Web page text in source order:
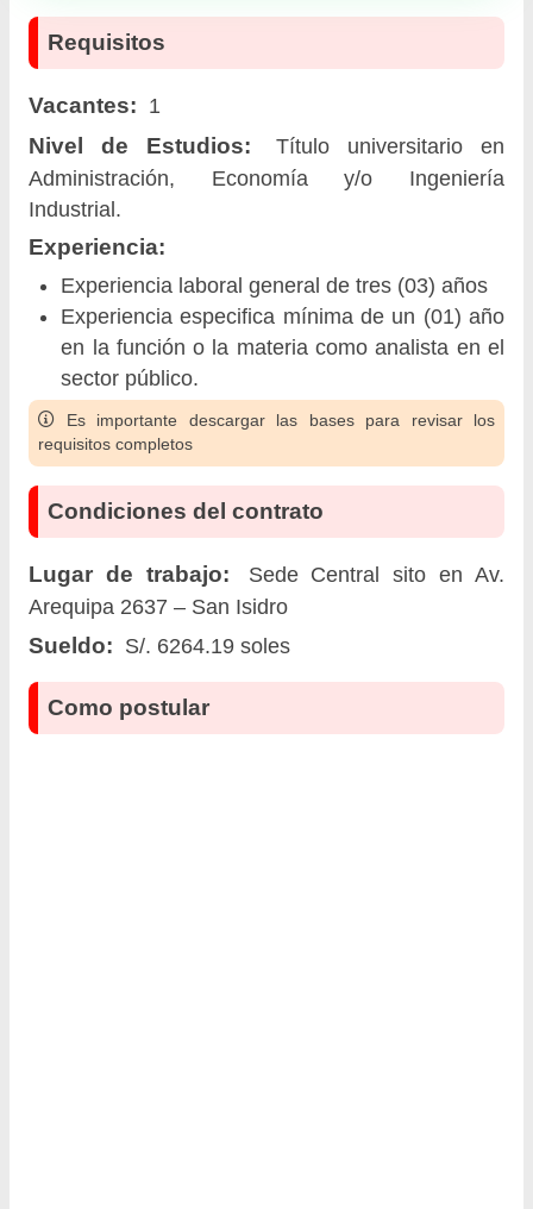
Requisitos
Vacantes: 1
Nivel de Estudios:
Título universitario en
Administración, Economía y/o Ingeniería
Industrial.
Experiencia:
Experiencia laboral general de tres (03) años
Experiencia especifica mínima de un (01) año
en la función o la materia como analista en el
sector público.
Es importante descargar las bases para revisar los
requisitos completos
Condiciones del contrato
Lugar de trabajo:
Sede Central sito en Av.
Arequipa 2637 – San Isidro
Sueldo: S/. 6264.19 soles
Como postular